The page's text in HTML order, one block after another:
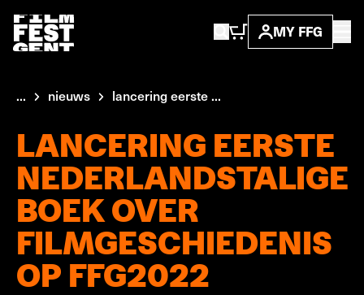
MY FFG
... nieuws lancering eerste ...
LANCERING EERSTE
NEDERLANDSTALIGE
BOEK OVER
FILMGESCHIEDENIS
OP FFG2022